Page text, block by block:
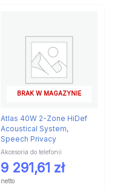
BRAK W MAGAZYNIE
Atlas 40W 2-Zone HiDef
Acoustical System,
Speech Privacy
Akcesoria do telefonii
9 291,61 zł
netto